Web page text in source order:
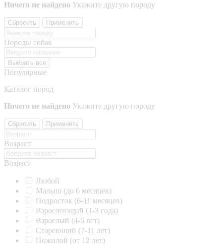
Ничего не найдено Укажите другую породу
Сбросить Применить
Породы собак
Выбрать все
Популярные
Каталог пород
Ничего не найдено Укажите другую породу
Сбросить Применить
Возраст
Возраст
Любой
Малыш (до 6 месяцев)
Подросток (6-11 месяцев)
Взрослеющий (1-3 года)
Взрослый (4-6 лет)
Стареющий (7-11 лет)
Пожилой (от 12 лет)